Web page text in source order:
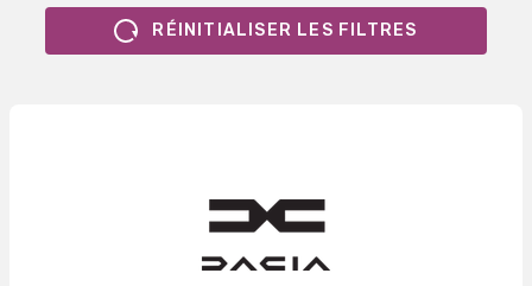
RÉINITIALISER LES FILTRES